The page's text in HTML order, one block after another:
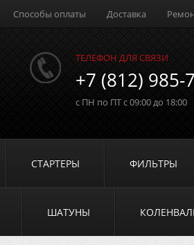
Способы оплаты Доставка
ТЕЛЕФОН ДЛЯ СВЯЗИ
+7 (812) 985-
с ПН по ПТ с 09:00 до 18:00
СТАРТЕРЫ ФИЛЬТРЫ
ШАТУНЫ